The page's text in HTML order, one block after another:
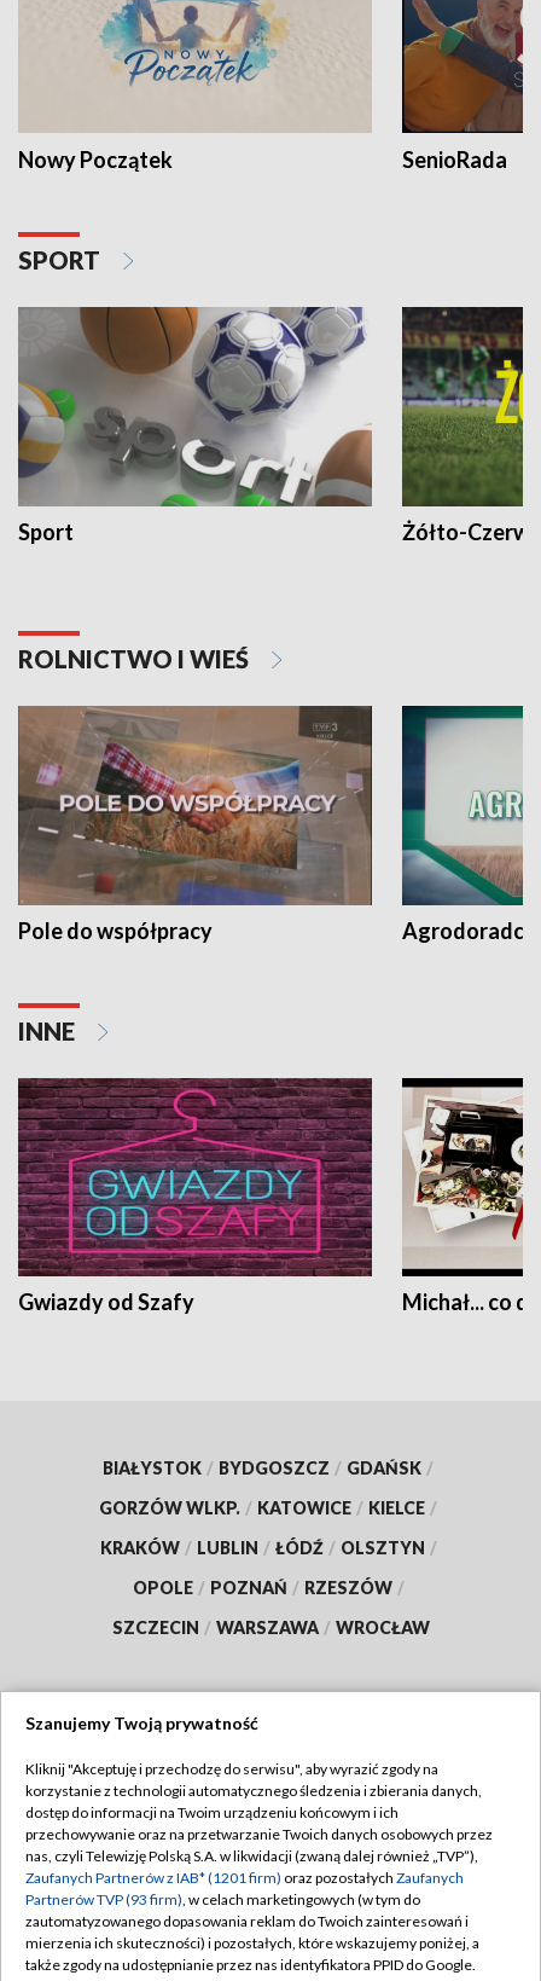
Nowy Początek SenioRada
SPORT
Sport Żółto-
ROLNICTWO I WIEŚ
Pole do współpracy Agrodoradcy
INNE
Gwiazdy od Szafy Michał... co
BIAŁYSTOK / BYDGOSZCZ / GDAŃSK /
GORZÓW WLKP. / KATOWICE / KIELCE /
KRAKÓW / LUBLIN / ŁÓDŹ / OLSZTYN /
OPOLE / POZNAŃ / RZESZÓW /
SZCZECIN / WARSZAWA / WROCŁAW
TVP
Abonament TVP
Emisja w TVP
Centrum informacji TVP
Naziemna Telewizja Cyfrowa
Regulamin TVP
Polityka prywatności
Moje zgody
Pomoc
Szanujemy Twoją prywatność
Kliknij "Akceptuję i przechodzę do serwisu", aby wyrazić zgody na
korzystanie z technologii automatycznego śledzenia i zbierania danych,
dostęp do informacji na Twoim urządzeniu końcowym i ich
przechowywanie oraz na przetwarzanie Twoich danych osobowych przez
nas, czyli Telewizję Polską S.A. w likwidacji (zwaną dalej również „TVP”),
Zaufanych Partnerów z IAB* (1201 firm) oraz pozostałych Zaufanych
Partnerów TVP (93 firm), w celach marketingowych (w tym do
zautomatyzowanego dopasowania reklam do Twoich zainteresowań i
mierzenia ich skuteczności) i pozostałych, które wskazujemy poniżej, a
także zgody na udostępnianie przez nas identyfikatora PPID do Google.